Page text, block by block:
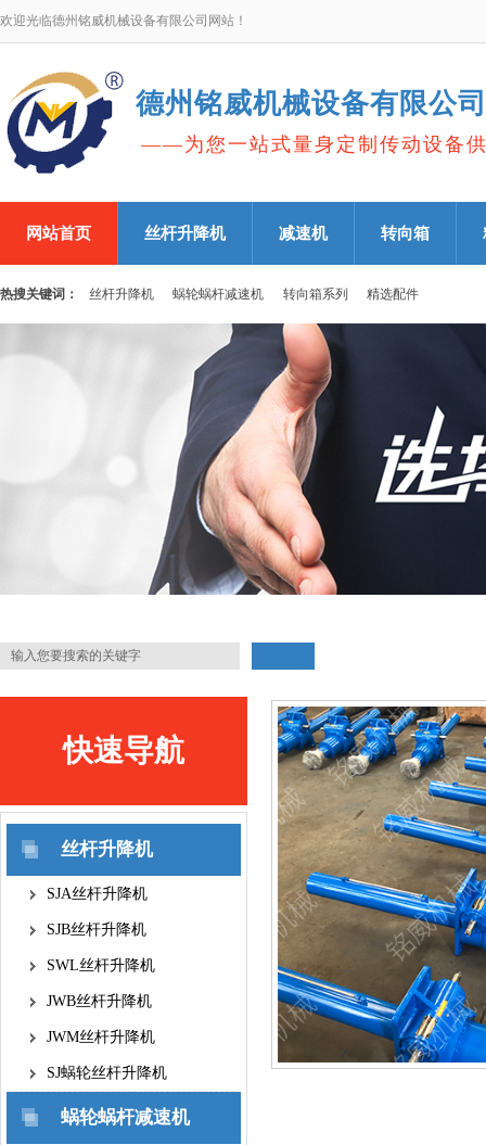
欢迎光临德州铭威机械设备有限公司网站！
德州铭威机械设备有限公司
——为您一站式量身定制传动设备
网站首页 丝杆升降机 减速机 转向箱
热搜关键词： 丝杆升降机 蜗轮蜗杆减速机 转向箱系列 精选配件
快速导航
QUICK NAVIGATION
丝杆升降机
SJA丝杆升降机
SJB丝杆升降机
SWL丝杆升降机
JWB丝杆升降机
JWM丝杆升降机
SJ蜗轮丝杆升降机
蜗轮蜗杆减速机